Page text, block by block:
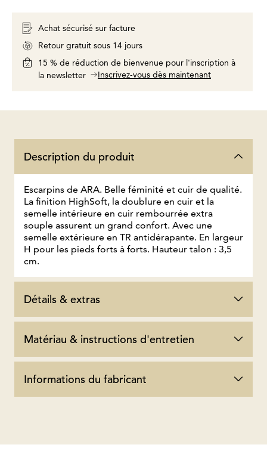
Achat sécurisé sur facture
Retour gratuit sous 14 jours
15 % de réduction de bienvenue pour l'inscription à
la newsletter
Inscrivez-vous dès maintenant
Description du produit
Escarpins de ARA. Belle féminité et cuir de qualité.
La finition HighSoft, la doublure en cuir et la
semelle intérieure en cuir rembourrée extra
souple assurent un grand confort. Avec une
semelle extérieure en TR antidérapante. En largeur
H pour les pieds forts à forts. Hauteur talon : 3,5
cm.
Détails & extras
Matériau & instructions d'entretien
Informations du fabricant